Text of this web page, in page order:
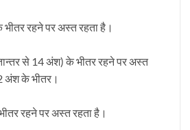
रहने पर अस्त रहता है।
से 14 अंश) के भीतर रहने पर अस्त
अंश के भीतर।
रहने पर अस्त रहता है।